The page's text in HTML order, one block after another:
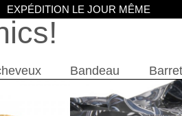
Bandeau
EXPÉDITION LE JOUR MÊME